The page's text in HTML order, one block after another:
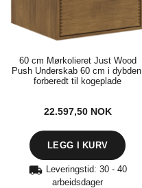
60 cm Mørkolieret Just Wood
Push Underskab 60 cm i dybden,
forberedt til kogeplade
22.597,50 NOK
Leveringstid: 30 - 40
arbeidsdager